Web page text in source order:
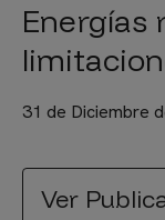
Energías
31 de Diciembre
Ver